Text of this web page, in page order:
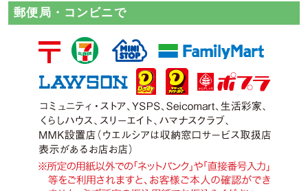
郵便局・コンビニで